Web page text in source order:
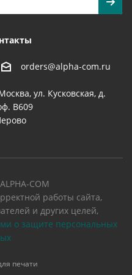
orders@alpha-com.ru
ул. Кусковская, д.
В609
COM
работы сайта,
и других целей,
о защите персональных
печати